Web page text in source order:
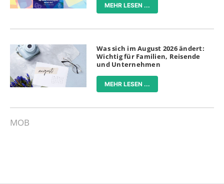
MEHR LESEN ...
Was sich im August 2026 ändert:
Wichtig für Familien, Reisende
und Unternehmen
MEHR LESEN ...
MOB